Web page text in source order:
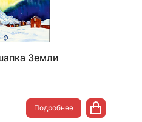
Земли
Подробнее